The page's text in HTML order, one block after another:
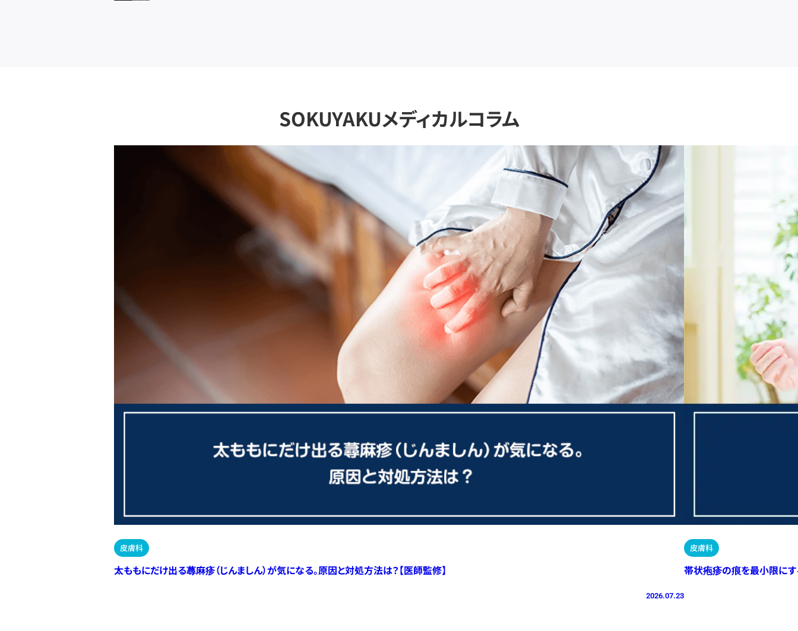
SOKUYAKUメディカルコラム
皮膚科
太ももにだけ出る蕁麻疹（じんましん）が気になる。原因と対処方法は？【医師監修】
2026.07.23
皮膚科
帯状疱疹の痕を最小限にす